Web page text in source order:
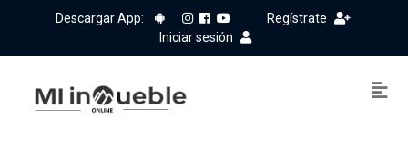
Descargar App:
Regístrate
Iniciar sesión